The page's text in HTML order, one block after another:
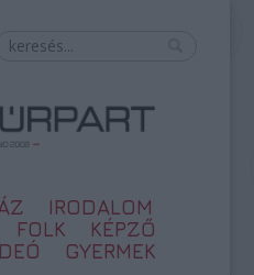
IRODALOM
FOLK
KÉPZŐ
GYERMEK